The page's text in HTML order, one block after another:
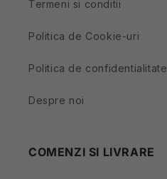
Termeni si conditii
Politica de Cookie-uri
Politica de confidentialitate
Despre noi
COMENZI SI LIVRARE